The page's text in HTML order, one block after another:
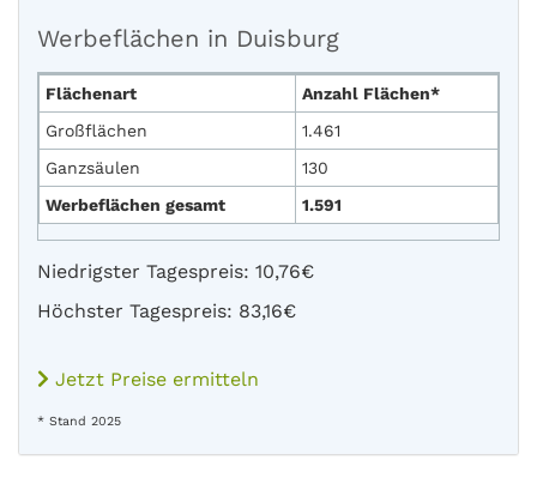
Werbeflächen in Duisburg
Flächenart
Anzahl Flächen*
Großflächen
1.461
Ganzsäulen
130
Werbeflächen gesamt
1.591
Niedrigster Tagespreis: 10,76€
Höchster Tagespreis: 83,16€
Jetzt Preise ermitteln
* Stand 2025